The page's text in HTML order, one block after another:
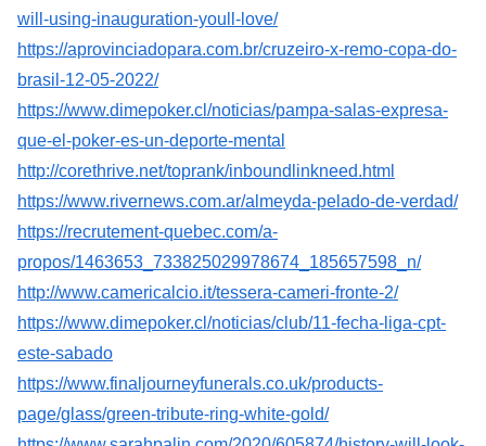
will-using-inauguration-youll-love/
https://aprovinciadopara.com.br/cruzeiro-x-remo-copa-do-
brasil-12-05-2022/
https://www.dimepoker.cl/noticias/pampa-salas-expresa-
que-el-poker-es-un-deporte-mental
http://corethrive.net/toprank/inboundlinkneed.html
https://www.rivernews.com.ar/almeyda-pelado-de-verdad/
https://recrutement-quebec.com/a-
propos/1463653_733825029978674_185657598_n/
http://www.camericalcio.it/tessera-cameri-fronte-2/
https://www.dimepoker.cl/noticias/club/11-fecha-liga-cpt-
este-sabado
https://www.finaljourneyfunerals.co.uk/products-
page/glass/green-tribute-ring-white-gold/